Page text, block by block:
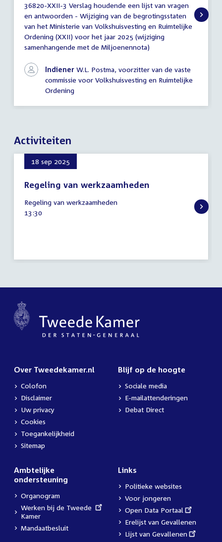
Verslag
houdende
een
lijst
van
en
antwoorden
36820-XXII-3 Verslag houdende een lijst van vragen
en antwoorden - Wijziging van de begrotingsstaten
van het Ministerie van Volkshuisvesting en Ruimtelijke
Ordening (XXII) voor het jaar 2025 (wijziging
samenhangende met de Miljoenennota)
Indiener W.L. Postma, voorzitter van de vaste
commissie voor Volkshuisvesting en Ruimtelijke
Ordening
Activiteiten
18 sep 2025
Regeling van werkzaamheden
september
2025
Regeling van werkzaamheden
Tijd
13:30
Over Tweedekamer.nl
Colofon
Disclaimer
Uw privacy
Cookies
Toegankelijkheid
Sitemap
Blijf op de hoogte
Sociale media
E-mailattenderingen
Debat Direct
Ambtelijke
ondersteuning
Organogram
External
link:
Werken bij de Tweede
Kamer
Mandaatbesluit
Links
Politieke websites
Voor jongeren
External
link:
Open Data Portaal
Erelijst van Gevallenen
External
Lijst van Gevallenen